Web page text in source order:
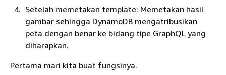
Setelah memetakan template: Memetakan hasil
gambar sehingga DynamoDB mengatribusikan
peta dengan benar ke bidang tipe GraphQL yang
diharapkan.
Pertama mari kita buat fungsinya.